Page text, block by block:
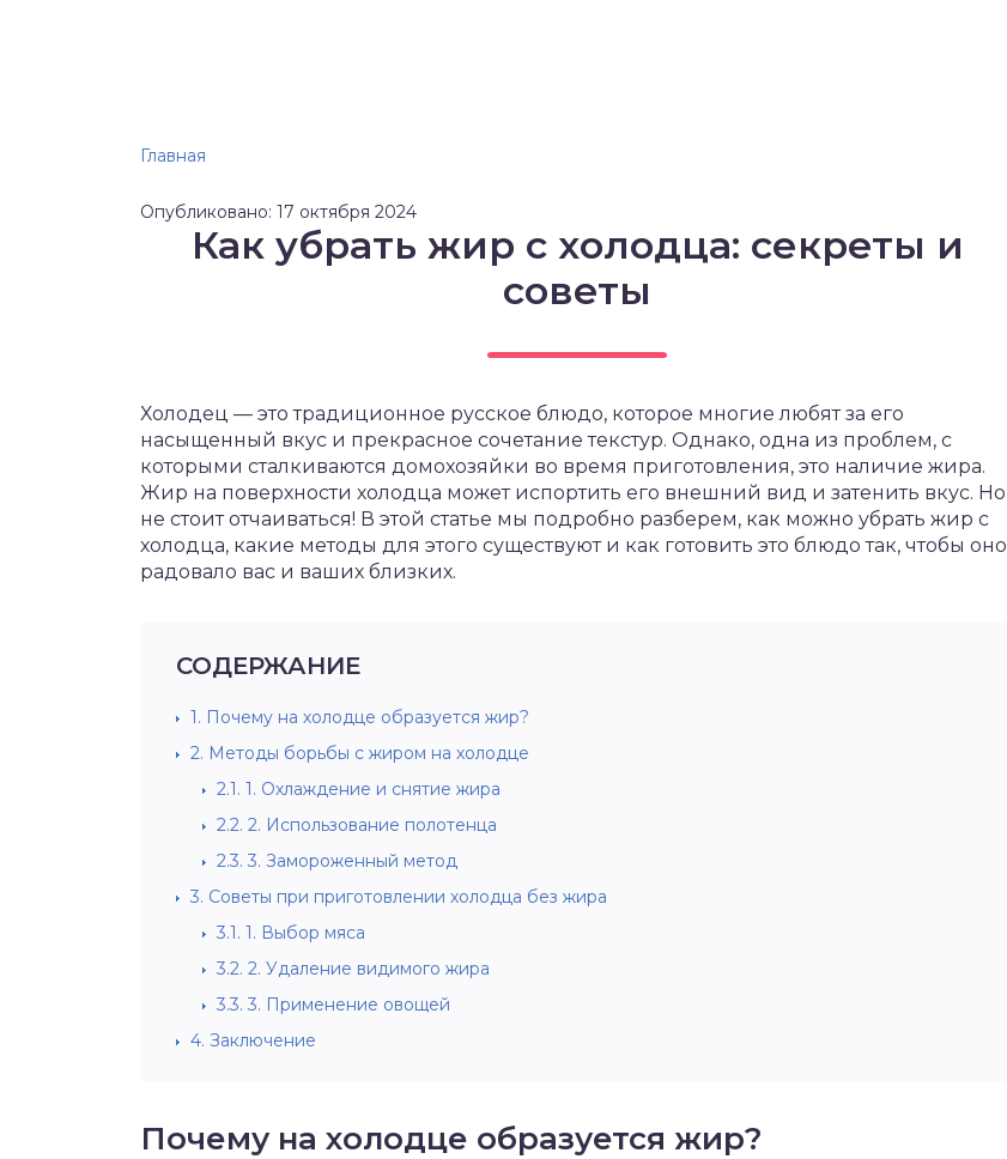
Главная
Опубликовано: 17 октября 2024
Как убрать жир с холодца: секреты и
советы
Холодец — это традиционное русское блюдо, которое многие любят за его
насыщенный вкус и прекрасное сочетание текстур. Однако, одна из проблем, с
которыми сталкиваются домохозяйки во время приготовления, это наличие жира.
Жир на поверхности холодца может испортить его внешний вид и затенить вкус. Но
не стоит отчаиваться! В этой статье мы подробно разберем, как можно убрать жир с
холодца, какие методы для этого существуют и как готовить это блюдо так, чтобы оно
радовало вас и ваших близких.
СОДЕРЖАНИЕ
1. Почему на холодце образуется жир?
2. Методы борьбы с жиром на холодце
2.1. 1. Охлаждение и снятие жира
2.2. 2. Использование полотенца
2.3. 3. Замороженный метод
3. Советы при приготовлении холодца без жира
3.1. 1. Выбор мяса
3.2. 2. Удаление видимого жира
3.3. 3. Применение овощей
4. Заключение
Почему на холодце образуется жир?